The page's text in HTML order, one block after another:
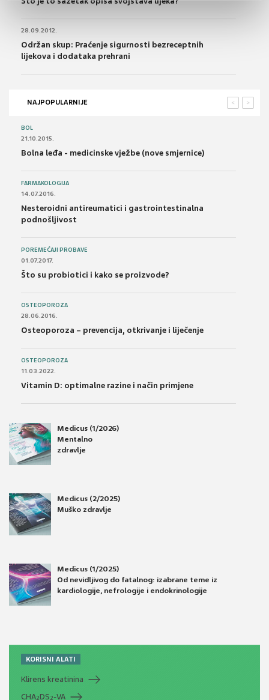
28.09.2012.
Održan skup: Praćenje sigurnosti bezreceptnih
lijekova i dodataka prehrani
NAJPOPULARNIJE >
<
BOL
21.10.2015.
Bolna leđa - medicinske vježbe (nove smjernice)
FARMAKOLOGIJA
14.07.2016.
Nesteroidni antireumatici i gastrointestinalna
podnošljivost
POREMEĆAJI PROBAVE
01.07.2017.
Što su probiotici i kako se proizvode?
OSTEOPOROZA
28.06.2016.
Osteoporoza – prevencija, otkrivanje i liječenje
OSTEOPOROZA
11.03.2022.
Vitamin D: optimalne razine i način primjene
Medicus (1/2026)
Mentalno
zdravlje
Medicus (2/2025)
Muško zdravlje
Medicus (1/2025)
Od nevidljivog do fatalnog: izabrane teme iz
kardiologije, nefrologije i endokrinologije
KORISNI ALATI
Klirens kreatinina
CHA2DS2-VA